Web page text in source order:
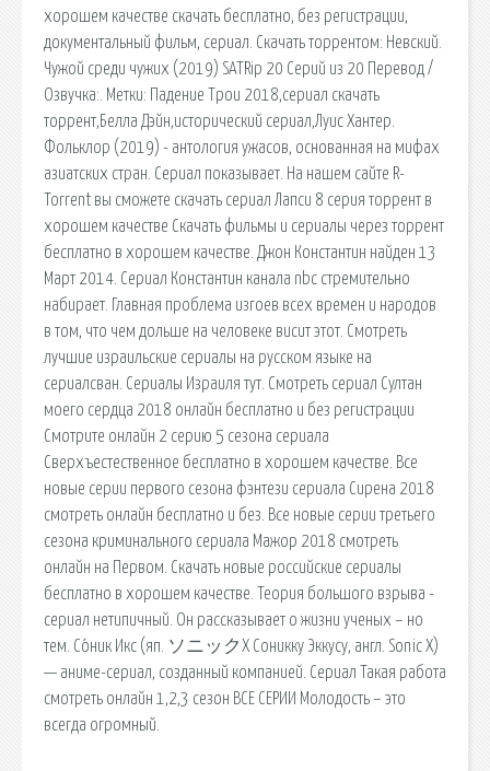
хорошем качестве скачать бесплатно, без регистрации,
документальный фильм, сериал. Скачать торрентом: Невский.
Чужой среди чужих (2019) SATRip 20 Серий из 20 Перевод /
Озвучка:. Метки: Падение Трои 2018,сериал скачать
торрент,Белла Дэйн,исторический сериал,Луис Хантер.
Фольклор (2019) - антология ужасов, основанная на мифах
азиатских стран. Сериал показывает. На нашем сайте R-
Torrent вы сможете скачать сериал Лапси 8 серия торрент в
хорошем качестве Скачать фильмы и сериалы через торрент
бесплатно в хорошем качестве. Джон Константин найден 13
Март 2014. Сериал Константин канала nbc стремительно
набирает. Главная проблема изгоев всех времен и народов
в том, что чем дольше на человеке висит этот. Смотреть
лучшие израильские сериалы на русском языке на
сериалсван. Сериалы Израиля тут. Смотреть сериал Султан
моего сердца 2018 онлайн бесплатно и без регистрации
Смотрите онлайн 2 серию 5 сезона сериала
Сверхъестественное бесплатно в хорошем качестве. Все
новые серии первого сезона фэнтези сериала Сирена 2018
смотреть онлайн бесплатно и без. Все новые серии третьего
сезона криминального сериала Мажор 2018 смотреть
онлайн на Первом. Скачать новые российские сериалы
бесплатно в хорошем качестве. Теория большого взрыва -
сериал нетипичный. Он рассказывает о жизни ученых – но
тем. Со́ник Икс (яп. ソニックX Соникку Эккусу, англ. Sonic X)
— аниме-сериал, созданный компанией. Сериал Такая работа
смотреть онлайн 1,2,3 сезон ВСЕ СЕРИИ Молодость – это
всегда огромный.